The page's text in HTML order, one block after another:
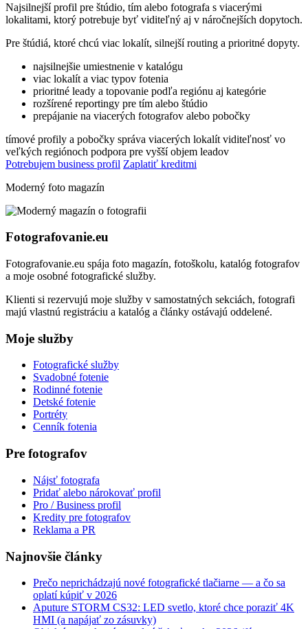
Najsilnejší profil pre štúdio, tím alebo fotografa s viacerými
lokalitami, ktorý potrebuje byť viditeľný aj v náročnejších dopytoch.
Pre štúdiá, ktoré chcú viac lokalít, silnejší routing a prioritné dopyty.
najsilnejšie umiestnenie v katalógu
viac lokalít a viac typov fotenia
prioritné leady a topovanie podľa regiónu aj kategórie
rozšírené reportingy pre tím alebo štúdio
prepájanie na viacerých fotografov alebo pobočky
tímové profily a pobočky správa viacerých lokalít viditeľnosť vo
veľkých regiónoch podpora pre vyšší objem leadov
Potrebujem business profil Zaplatiť kreditmi
Moderný foto magazín
Fotografovanie.eu
Fotografovanie.eu spája foto magazín, fotoškolu, katalóg fotografov
a moje osobné fotografické služby.
Klienti si rezervujú moje služby v samostatných sekciách, fotografi
majú vlastnú registráciu a katalóg a články ostávajú oddelené.
Moje služby
Fotografické služby
Svadobné fotenie
Rodinné fotenie
Detské fotenie
Portréty
Cenník fotenia
Pre fotografov
Nájsť fotografa
Pridať alebo nárokovať profil
Pro / Business profil
Kredity pre fotografov
Reklama a PR
Najnovšie články
Prečo neprichádzajú nové fotografické tlačiarne — a čo sa
oplatí kúpiť v 2026
Aputure STORM CS32: LED svetlo, ktoré chce poraziť 4K
HMI (a napájať zo zásuvky)